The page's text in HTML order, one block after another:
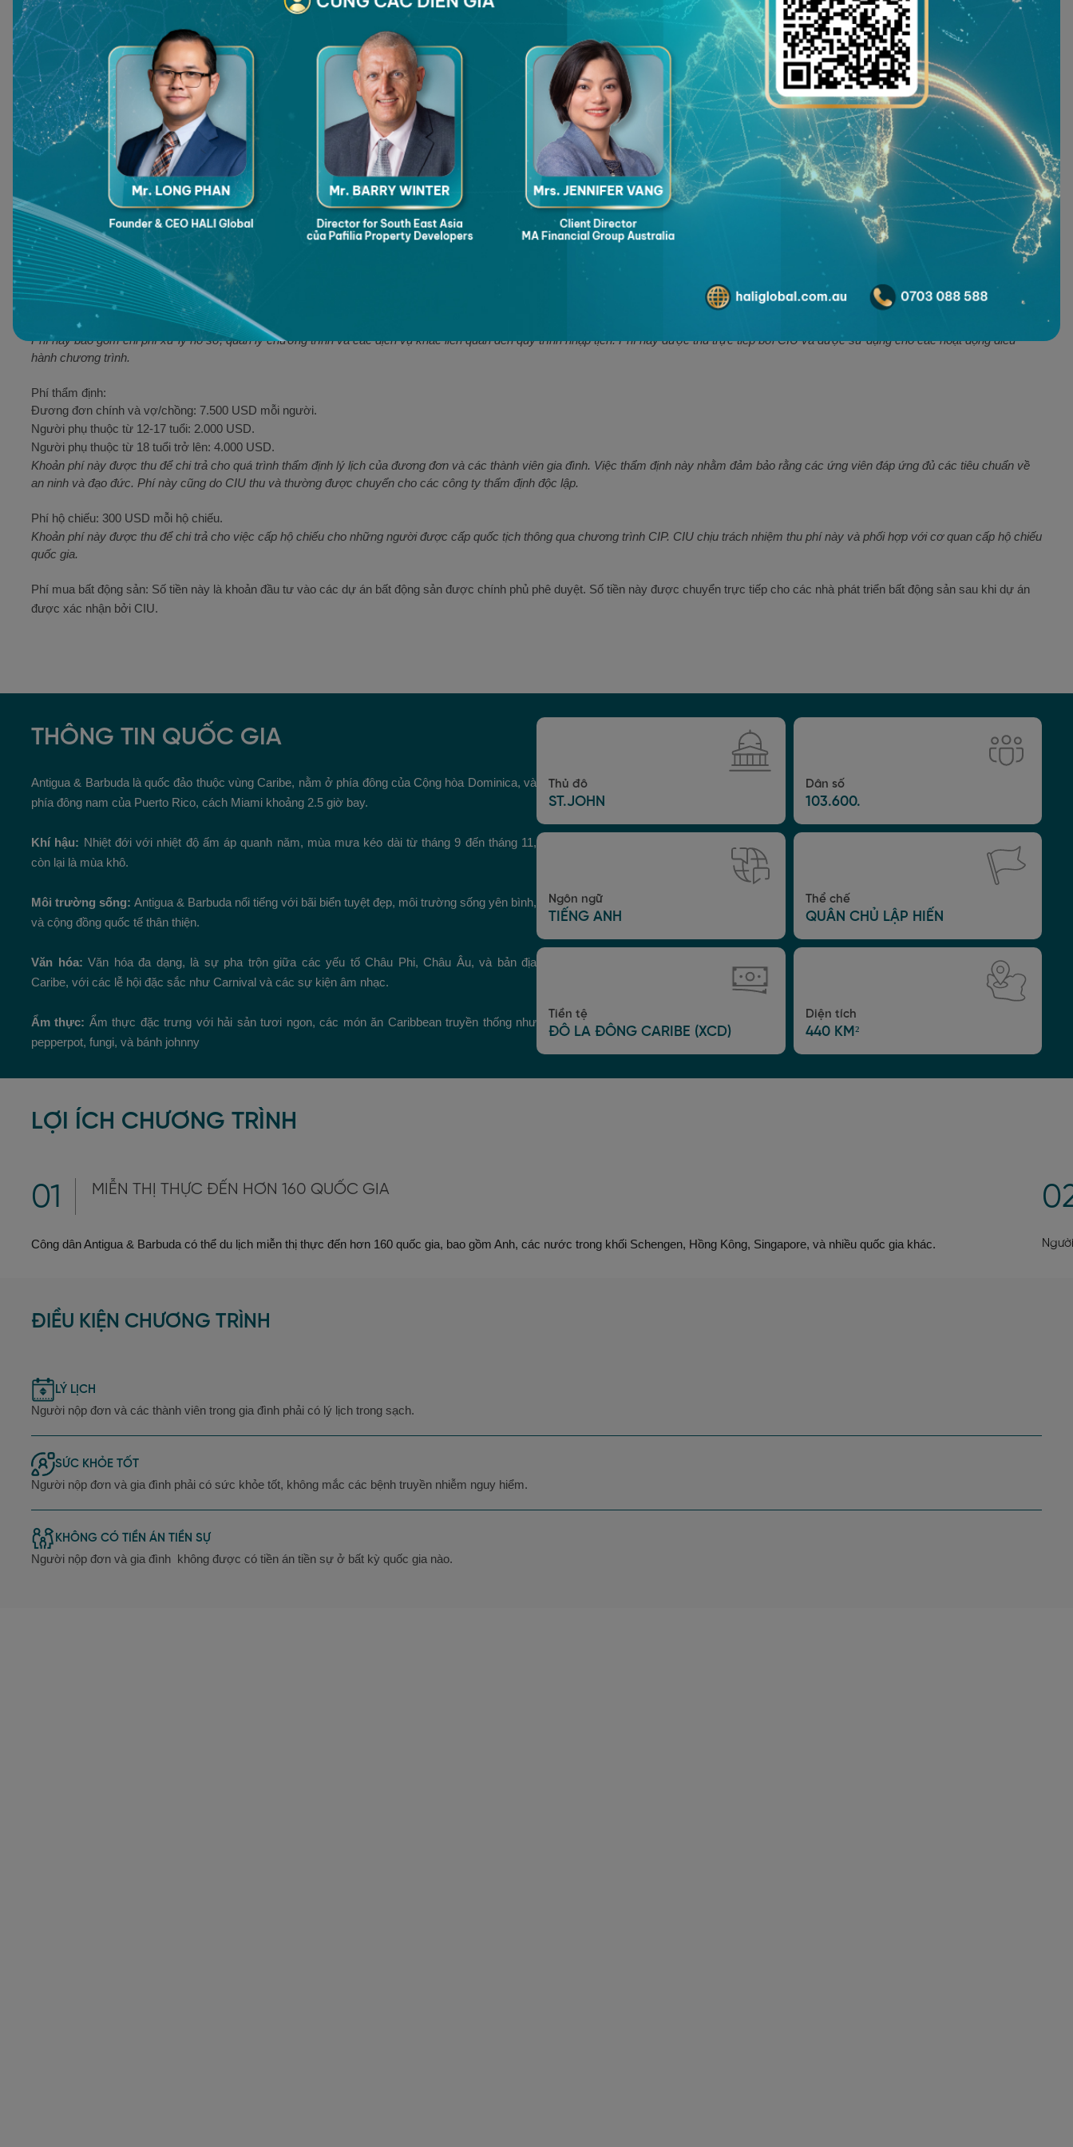
Đóng góp vào Quỹ Phát triển Quốc gia (NDF) với số tiền không hoàn lại tối thiểu là 230.000 USD
Đóng góp cho Đại học Tây Ấn (UWI) số tiền không hoàn lại tối thiểu là 300.000 USD
THỜI GIAN XỬ LÍ HỒ SƠ
12 - 18 tháng
NGƯỜI PHỤ THUỘC
Quốc tịch được cấp cho gia đình 4 thế hệ bao gồm vợ chồng, con cái lên tới 28 tuổi, bố mẹ và ông bà trên 58 tuổi phụ thuộc
PHÍ LIÊN QUAN
Các khoản phí liên quan đến Chương trình Đầu tư Nhập tịch (CIP) của Antigua & Barbuda được quy định và thu bởi Đơn vị Đầu tư Quốc tịch (Citizenship by Investment Unit - CIU), cơ quan
chính phủ chịu trách nhiệm quản lý và giám sát chương trình này.
Phí chính phủ: 30.000 USD cho một gia đình lên đến bốn người (áp dụng cho Quỹ NDF và lựa chọn bất động sản).
Phí này bao gồm chi phí xử lý hồ sơ, quản lý chương trình và các dịch vụ khác liên quan đến quy trình nhập tịch. Phí này được thu trực tiếp bởi CIU và được sử dụng cho các hoạt động điều
hành chương trình.
Phí thẩm định:
Đương đơn chính và vợ/chồng: 7.500 USD mỗi người.
Người phụ thuộc từ 12-17 tuổi: 2.000 USD.
Người phụ thuộc từ 18 tuổi trở lên: 4.000 USD.
Khoản phí này được thu để chi trả cho quá trình thẩm định lý lịch của đương đơn và các thành viên gia đình. Việc thẩm định này nhằm đảm bảo rằng các ứng viên đáp ứng đủ các tiêu chuẩn về
an ninh và đạo đức. Phí này cũng do CIU thu và thường được chuyển cho các công ty thẩm định độc lập.
Phí hộ chiếu: 300 USD mỗi hộ chiếu.
Khoản phí này được thu để chi trả cho việc cấp hộ chiếu cho những người được cấp quốc tịch thông qua chương trình CIP. CIU chịu trách nhiệm thu phí này và phối hợp với cơ quan cấp hộ chiếu
quốc gia.
Phí mua bất động sản: Số tiền này là khoản đầu tư vào các dự án bất động sản được chính phủ phê duyệt. Số tiền này được chuyển trực tiếp cho các nhà phát triển bất động sản sau khi dự án
được xác nhận bởi CIU.
THÔNG TIN QUỐC GIA
Antigua & Barbuda là quốc đảo thuộc vùng Caribe, nằm ở phía đông của Cộng hòa Dominica, và
phía đông nam của Puerto Rico, cách Miami khoảng 2.5 giờ bay.
Khí hậu: Nhiệt đới với nhiệt độ ấm áp quanh năm, mùa mưa kéo dài từ tháng 9 đến tháng 11,
còn lại là mùa khô.
Môi trường sống: Antigua & Barbuda nổi tiếng với bãi biển tuyệt đẹp, môi trường sống yên bình,
và cộng đồng quốc tế thân thiện.
Văn hóa: Văn hóa đa dạng, là sự pha trộn giữa các yếu tố Châu Phi, Châu Âu, và bản địa
Caribe, với các lễ hội đặc sắc như Carnival và các sự kiện âm nhạc.
Ẩm thực: Ẩm thực đặc trưng với hải sản tươi ngon, các món ăn Caribbean truyền thống như
pepperpot, fungi, và bánh johnny
Thủ đô
ST.JOHN
Dân số
103.600.
Ngôn ngữ
TIẾNG ANH
Thể chế
QUÂN CHỦ LẬP HIẾN
Tiền tệ
ĐÔ LA ĐÔNG CARIBE (XCD)
Diện tích
440 KM²
LỢI ÍCH CHƯƠNG TRÌNH
01 MIỄN THỊ THỰC ĐẾN HƠN 160 QUỐC GIA
Công dân Antigua & Barbuda có thể du lịch miễn thị thực đến hơn 160 quốc gia, bao gồm Anh, các nước trong khối Schengen, Hồng Kông, Singapore, và nhiều quốc gia khác.
ĐIỀU KIỆN CHƯƠNG TRÌNH
LÝ LỊCH
Người nộp đơn và các thành viên trong gia đình phải có lý lịch trong sạch.
SỨC KHỎE TỐT
Người nộp đơn và gia đình phải có sức khỏe tốt, không mắc các bệnh truyền nhiễm nguy hiểm.
KHÔNG CÓ TIỀN ÁN TIỀN SỰ
Người nộp đơn và gia đình không được có tiền án tiền sự ở bất kỳ quốc gia nào.